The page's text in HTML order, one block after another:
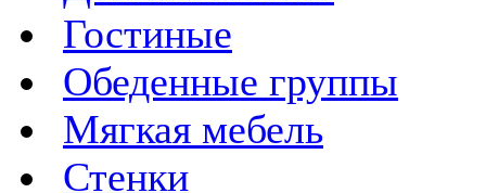
Гостиные
Обеденные группы
Мягкая мебель
Стенки